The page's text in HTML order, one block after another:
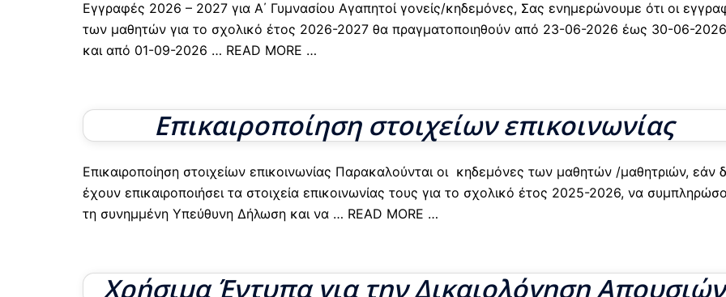
Eγγραφές 2026 – 2027 για Α΄ Γυμνασίου Αγαπητοί γονείς/κηδεμόνες, Σας ενημερώνουμε ότι οι
των μαθητών για το σχολικό έτος 2026-2027 θα πραγματοποιηθούν από 23-06-2026 έως 30-06-2026
και από 01-09-2026 … READ MORE …
Επικαιροποίηση στοιχείων επικοινωνίας
Επικαιροποίηση στοιχείων επικοινωνίας Παρακαλούνται οι κηδεμόνες των μαθητών /μαθητριών, εάν
έχουν επικαιροποιήσει τα στοιχεία επικοινωνίας τους για το σχολικό έτος 2025-2026, να
τη συνημμένη Υπεύθυνη Δήλωση και να … READ MORE …
Χρήσιμα Έντυπα για την Δικαιολόγηση Απουσιών